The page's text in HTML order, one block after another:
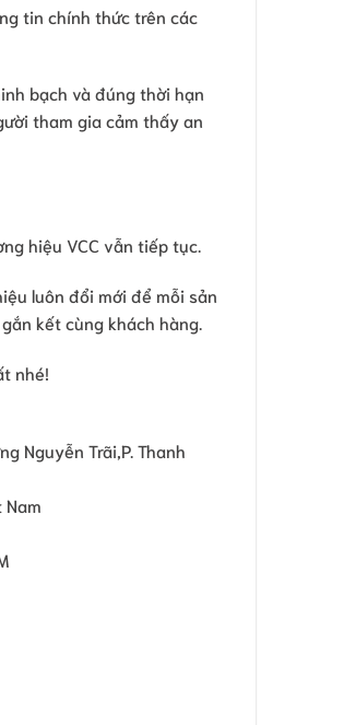
tin chính thức trên các
bạch và đúng thời hạn
tham gia cảm thấy an
hiệu VCC vẫn tiếp tục.
luôn đổi mới để mỗi sản
kết cùng khách hàng.
nhé!
Nguyễn Trãi,P. Thanh